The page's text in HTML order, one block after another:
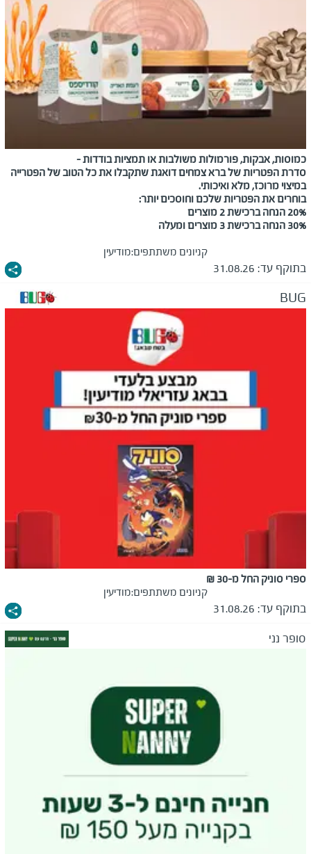
כמוסות, אבקות, פורמולות משולבות או תמציות בודדות –
סדרת הפטריות של ברא צמחים דואגת שתקבלו את כל הטוב של הפטרייה
במיצוי מרוכז, מלא ואיכותי.
בוחרים את הפטריות שלכם וחוסכים יותר:
20% הנחה ברכישת 2 מוצרים
30% הנחה ברכישת 3 מוצרים ומעלה
קניונים משתתפים:מודיעין
בתוקף עד: 31.08.26
BUG
ספרי סוניק החל מ-30 ₪
קניונים משתתפים:מודיעין
בתוקף עד: 31.08.26
סופר נני